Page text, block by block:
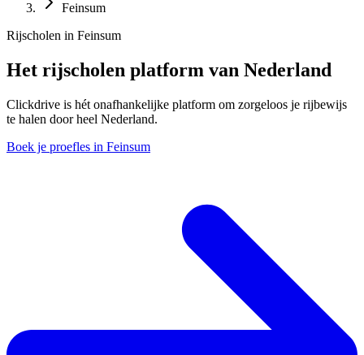
Feinsum
Rijscholen in Feinsum
Het rijscholen platform van Nederland
Clickdrive is hét onafhankelijke platform om zorgeloos je rijbewijs
te halen door heel Nederland.
Boek je proefles in Feinsum